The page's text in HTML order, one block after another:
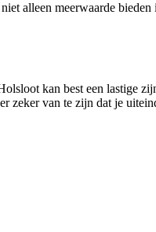
alleen meerwaarde
kan best een lastige
zeker van te zijn dat je